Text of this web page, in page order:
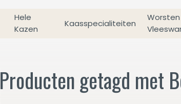
Hele
Kazen
Kaasspecialiteiten
Producten getagd met